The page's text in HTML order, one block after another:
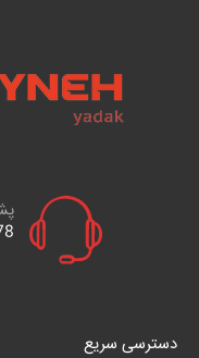
دسترسی سریع